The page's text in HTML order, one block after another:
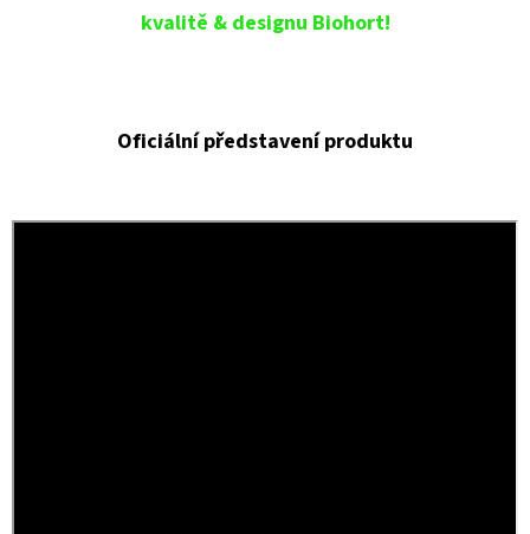
kvalitě & designu Biohort!
Oficiální představení produktu